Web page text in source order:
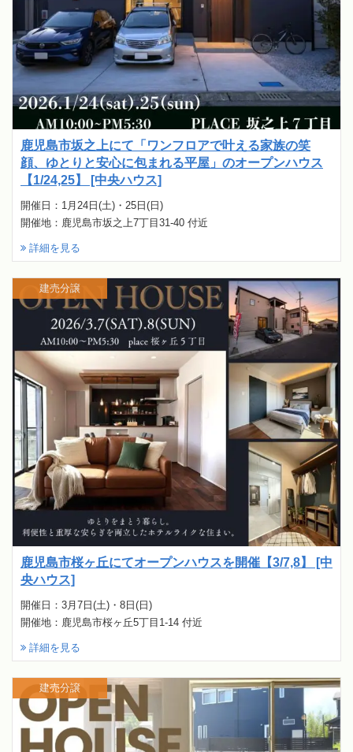
鹿児島市坂之上にて「ワンフロアで叶える家族の笑
顔、ゆとりと安心に包まれる平屋」のオープンハウス
【1/24,25】 [中央ハウス]
開催日：1月24日(土)・25日(日)
開催地：鹿児島市坂之上7丁目31-40 付近
詳細を見る
鹿児島市桜ヶ丘にてオープンハウスを開催【3/7,8】 [中
央ハウス]
開催日：3月7日(土)・8日(日)
開催地：鹿児島市桜ヶ丘5丁目1-14 付近
詳細を見る
建売分譲
建売分譲